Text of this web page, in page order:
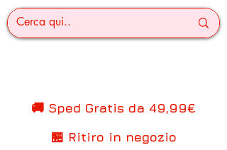
🚚 Sped Gratis da 49,99€
🏪 Ritiro in negozio